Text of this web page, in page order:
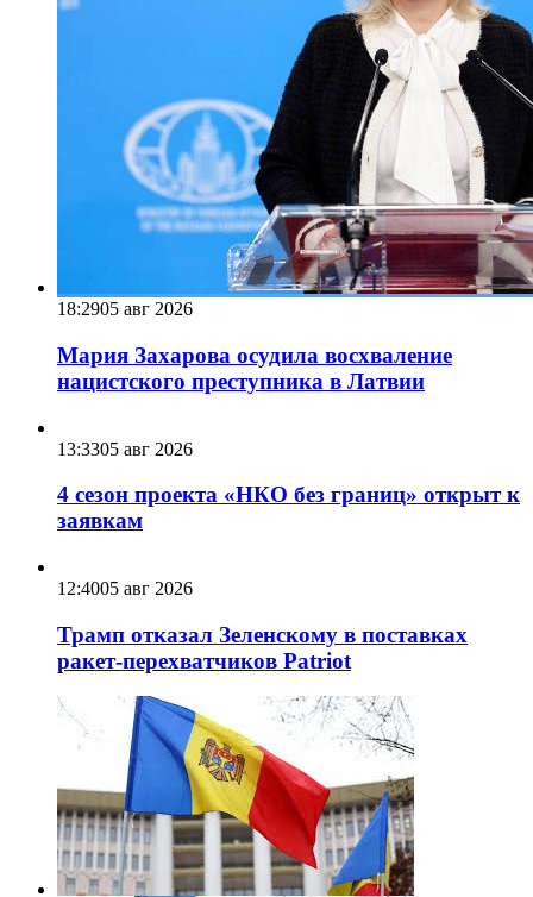
18:2905 авг 2026
Мария Захарова осудила восхваление
нацистского преступника в Латвии
13:3305 авг 2026
4 сезон проекта «НКО без границ» открыт к
заявкам
12:4005 авг 2026
Трамп отказал Зеленскому в поставках
ракет-перехватчиков Patriot